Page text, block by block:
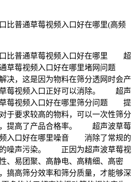
普通草莓视频入口好在哪里(高频
比普通草莓视频入口好在哪里 超
通草莓视频入口好在哪里堵网问题
决，这是因为物料在筛分透网时会产
草莓视频入口正好可以消除。 超声
草莓视频入口好在哪里筛分问题 提
于要求较高的物料，可以一次性筛分
，提高了产品合格率。 超声波草莓
频入口好在哪里噪音 消除了常规的
的噪声污染。 正因为超声波草莓视
、易团聚、高静电、高精细、高密
搞高筛分效率和筛分质量，才能够深